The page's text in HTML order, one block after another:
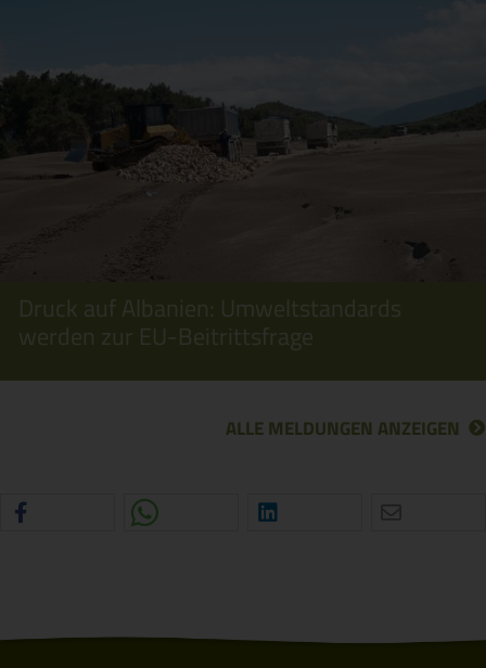
Druck auf Albanien: Umweltstandards
werden zur EU-Beitrittsfrage
ALLE MELDUNGEN ANZEIGEN